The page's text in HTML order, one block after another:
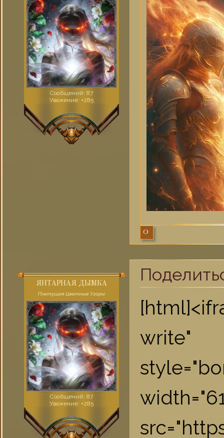
Сообщений: 87
Уважение: +285
0
ЯНТАРНАЯ ДЫМКА
Плетущая Цветные Узоры
Сообщений: 87
Уважение: +285
write"